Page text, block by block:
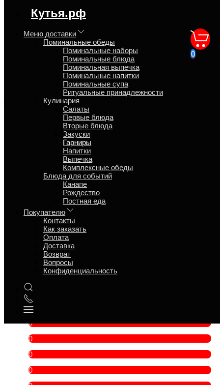
регион доставки:
Московская область
Кутья.рф
Меню доставки
Поминальные обеды
Поминальные наборы
Поминальные блюда
Поминальная выпечка
Поминальные напитки
Поминальные супа
Ритуальные принадлежности
Кулинария
Салаты
Первые блюда
Вторые блюда
Закуски
Гарниры
Напитки
Выпечка
Комплексные обеды
Блюда для событий
Канапе
Рождество
Постная еда
Покупателю
Контакты
Как заказать
Оплата
Доставка
Возврат
Вопросы
Конфиденциальность
0
Цветная капуста
Характеристики
Обжаренная на растительном масле цветная капуста.
Время приготовления
Способ приготовление Жареное
t° хранения
Срок годности
Ситуация для поминок
Повод
В составе есть
Категория товара
Гарнир
Вес
Бренд
Цветная капуста отзывы
0
0
0
0